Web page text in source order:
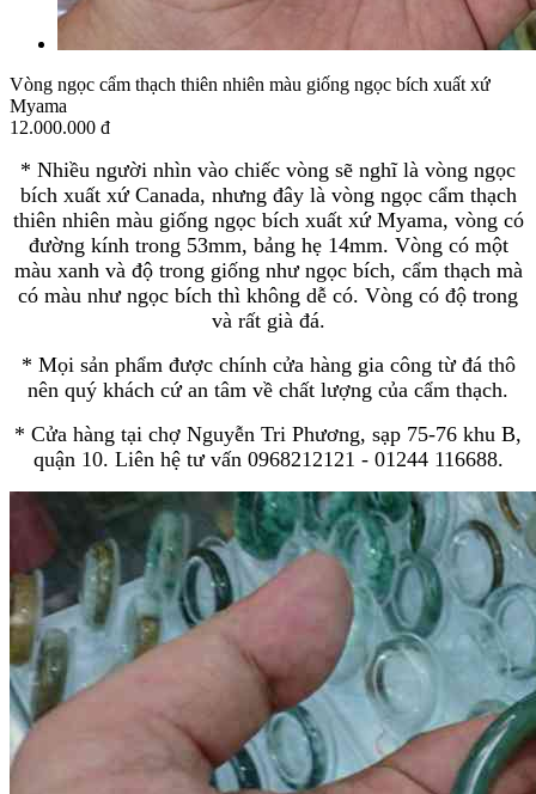
Vòng ngọc cẩm thạch thiên nhiên màu giống ngọc bích xuất xứ
Myama
12.000.000 đ
* Nhiều người nhìn vào chiếc vòng sẽ nghĩ là vòng ngọc
bích xuất xứ Canada, nhưng đây là vòng ngọc cẩm thạch
thiên nhiên màu giống ngọc bích xuất xứ Myama, vòng có
đường kính trong 53mm, bảng hẹ 14mm. Vòng có một
màu xanh và độ trong giống như ngọc bích, cẩm thạch mà
có màu như ngọc bích thì không dễ có. Vòng có độ trong
và rất già đá.
* Mọi sản phẩm được chính cửa hàng gia công từ đá thô
nên quý khách cứ an tâm về chất lượng của cẩm thạch.
* Cửa hàng tại chợ Nguyễn Tri Phương, sạp 75-76 khu B,
quận 10. Liên hệ tư vấn 0968212121 - 01244 116688.